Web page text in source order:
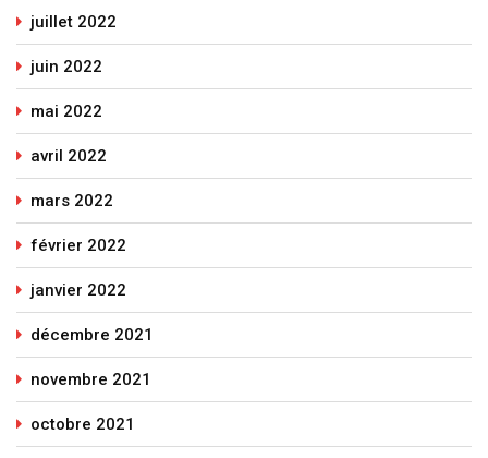
juillet 2022
juin 2022
mai 2022
avril 2022
mars 2022
février 2022
janvier 2022
décembre 2021
novembre 2021
octobre 2021